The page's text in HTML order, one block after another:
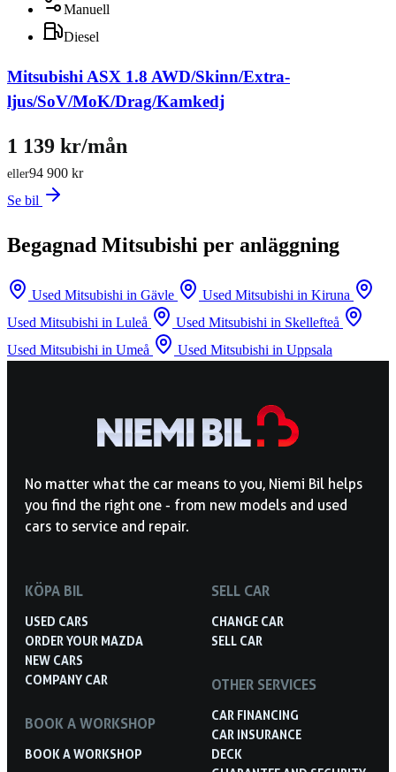
Manuell
Diesel
Mitsubishi ASX 1.8 AWD/Skinn/Extra-
ljus/SoV/MoK/Drag/Kamkedj
94 900 kr
eller
1 139 kr/mån
Se bil
Begagnad Mitsubishi per anläggning
Used Mitsubishi in Gävle
Used Mitsubishi in Kiruna
Used Mitsubishi in Luleå
Used Mitsubishi in Skellefteå
Used Mitsubishi in Umeå
Used Mitsubishi in Uppsala
No matter what the car means to you, Niemi Bil helps
you find the right one - from new models and used
cars to service and repair.
KÖPA BIL
USED CARS
ORDER YOUR MAZDA
NEW CARS
COMPANY CAR
BOOK A WORKSHOP
BOOK A WORKSHOP
SELL CAR
CHANGE CAR
SELL CAR
OTHER SERVICES
CAR FINANCING
CAR INSURANCE
DECK